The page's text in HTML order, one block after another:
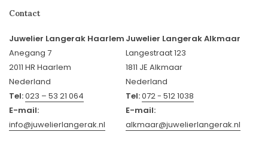
Contact
Juwelier Langerak Haarlem
Anegang 7
2011 HR Haarlem
Nederland
Tel:023 – 53 21 064
E-mail:
info@juwelierlangerak.nl
Juwelier Langerak Alkmaar
Langestraat 123
1811 JE Alkmaar
Nederland
Tel:072 - 512 1038
E-mail:
alkmaar@juwelierlangerak.nl